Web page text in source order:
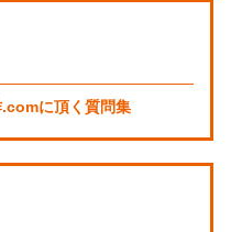
に頂く質問集